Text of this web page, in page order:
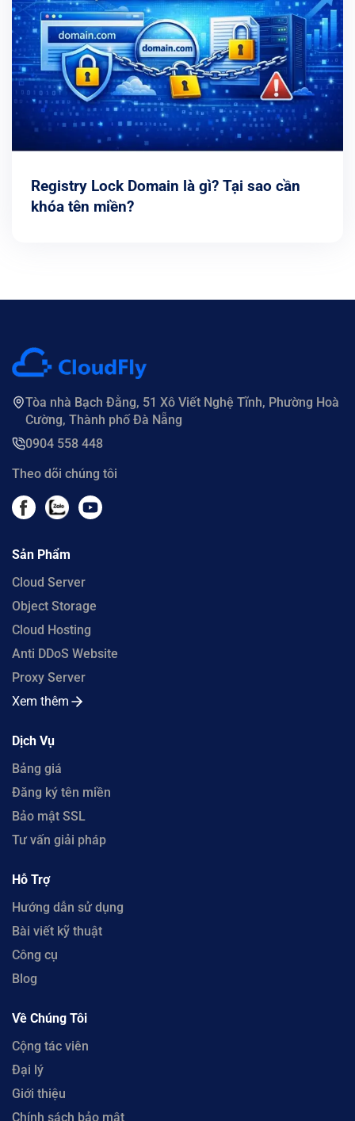
Registry Lock Domain là gì? Tại sao cần
khóa tên miền?
Tòa nhà Bạch Đằng, 51 Xô Viết Nghệ Tĩnh, Phường Hoà
Cường, Thành phố Đà Nẵng
0904 558 448
Theo dõi chúng tôi
Sản Phẩm
Cloud Server
Object Storage
Cloud Hosting
Anti DDoS Website
Proxy Server
Xem thêm
Dịch Vụ
Bảng giá
Đăng ký tên miền
Bảo mật SSL
Tư vấn giải pháp
Hỗ Trợ
Hướng dẫn sử dụng
Bài viết kỹ thuật
Công cụ
Blog
Về Chúng Tôi
Cộng tác viên
Đại lý
Giới thiệu
Chính sách bảo mật